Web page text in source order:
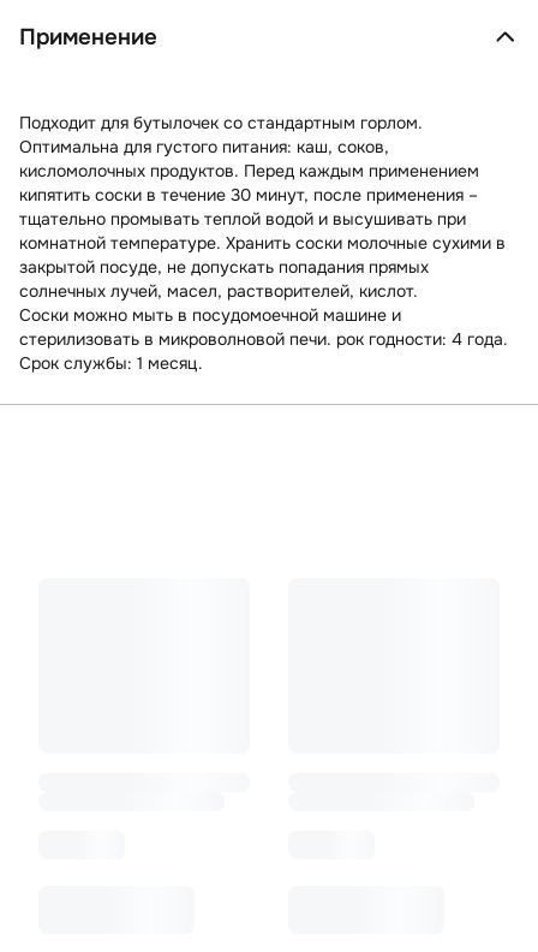
Применение
Подходит для бутылочек со стандартным горлом.
Оптимальна для густого питания: каш, соков,
кисломолочных продуктов. Перед каждым применением
кипятить соски в течение 30 минут, после применения –
тщательно промывать теплой водой и высушивать при
комнатной температуре. Хранить соски молочные сухими в
закрытой посуде, не допускать попадания прямых
солнечных лучей, масел, растворителей, кислот.
Соски можно мыть в посудомоечной машине и
стерилизовать в микроволновой печи. рок годности: 4 года.
Срок службы: 1 месяц.